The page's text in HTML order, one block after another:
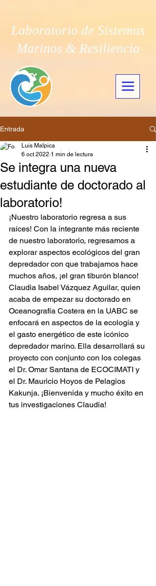
Laboratorio de Sistemas
Marinos & Resiliencia
Entrada
Se integra una nueva
estudiante de doctorado al
laboratorio!
Luis Malpica
6 oct 2022 1 min de lectura
¡Nuestro laboratorio regresa a sus
raíces! Con la integrante más reciente
de nuestro laboratorio, regresamos a
explorar aspectos ecológicos del gran
depredador con que trabajamos hace
muchos años, ¡el gran tiburón blanco!
Claudia Isabel Vázquez Aguilar, quien
acaba de empezar su doctorado en
Oceanografía Costera en la UABC se
enfocará en aspectos de la ecología y
el gasto energético de este icónico
depredador marino. Ella desarrollará su
proyecto con conjunto con los colegas
el Dr. Omar Santana de ECOCIMATI y
el Dr. Mauricio Hoyos de Pelagios
Kakunja. ¡Bienvenida y mucho éxito en
tus investigaciones Claudia!